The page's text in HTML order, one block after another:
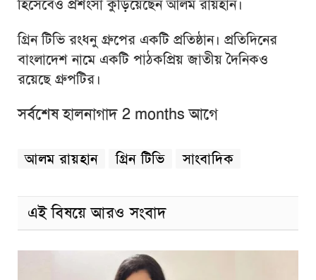
হিসেবেও প্রশংসা কুড়িয়েছেন আলম রায়হান।
গ্রিন টিভি রংধনু গ্রুপের একটি প্রতিষ্ঠান। প্রতিদিনের
বাংলাদেশ নামে একটি পাঠকপ্রিয় জাতীয় দৈনিকও
রয়েছে গ্রুপটির।
সর্বশেষ হালনাগাদ 2 months আগে
আলম রায়হান গ্রিন টিভি সাংবাদিক
এই বিষয়ে আরও সংবাদ